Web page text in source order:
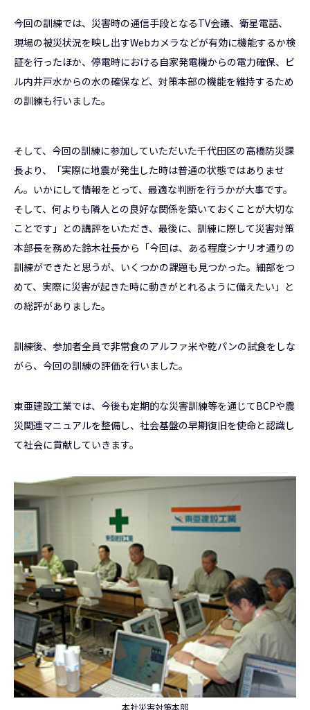
今回の訓練では、災害時の通信手段となるTV会議、衛星電話、
現場の被災状況を映し出すWebカメラなどが有効に機能するか検
証を行ったほか、停電時における自家発電機からの電力確保、ビ
ル内井戸水からの水の確保など、対策本部の機能を維持するため
の訓練も行いました。
そして、今回の訓練に参加していただいた千代田区の高橋防災課
長より、「実際に地震が発生した時は普通の状態ではありませ
ん。いかにして情報をとって、最適な判断を行うかが大事です。
そして、何よりも隣人との良好な関係を築いておくことが大切な
ことです」との講評をいただき、最後に、訓練に際して災害対策
本部長を務めた鈴木社長から「今回は、ある程度シナリオ通りの
訓練ができたと思うが、いくつかの課題も見つかった。細部をつ
めて、実際に災害が起きた時に動きがとれるように備えたい」と
の総評がありました。
訓練後、参加者全員で非常食のアルファ米や乾パンの試食をしな
がら、今回の訓練の評価を行いました。
東亜建設工業では、今後も定期的な災害訓練等を通じてBCPや震
災関連マニュアルを整備し、社会基盤の早期復旧を使命と認識し
て社会に貢献していきます。
本社災害対策本部